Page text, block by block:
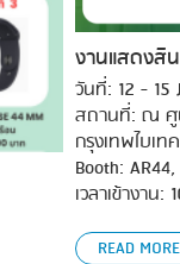
งานแสดงสิ
วันที่: 12 - 15
สถานที่: ณ ศู
กรุงเทพไบเ
Booth:
เวลาเข้างาน:
READ MORE